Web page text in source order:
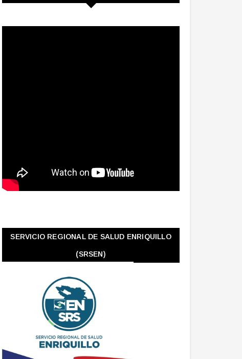
SERVICIO REGIONAL DE SALUD ENRIQUILLO
(SRSEN)